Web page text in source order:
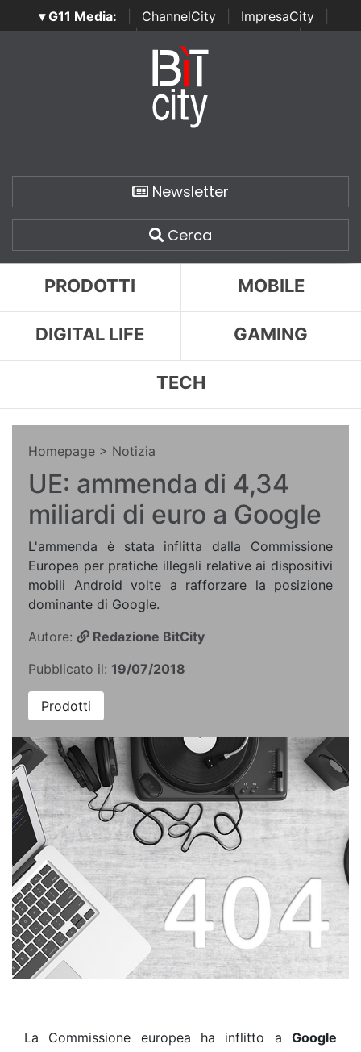
▾ G11 Media: ChannelCity ImpresaCity
SecurityOpenLab | Italian Channel Awards | Italian
Italian Security Awards
Newsletter
Cerca
PRODOTTI MOBILE
DIGITAL LIFE GAMING
TECH
Homepage > Notizia
UE: ammenda di 4,34
miliardi di euro a Google
L'ammenda è stata inflitta dalla Commissione
Europea per pratiche illegali relative ai dispositivi
mobili Android volte a rafforzare la posizione
dominante di Google.
Autore:
Redazione BitCity
Pubblicato il: 19/07/2018
Prodotti
La Commissione europea ha inflitto a Google